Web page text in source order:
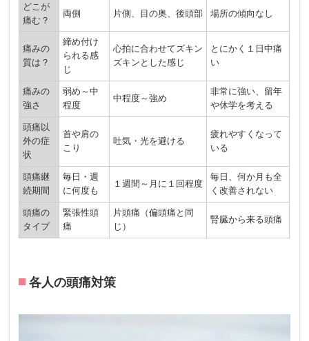
どこが
痛む？
両側 片側、目の奥、後頭部 場所の傾向なし
痛みの
質は？
締め付け
られる感
じ
心拍に合わせてズキン
ズキンとした感じ
とにかく１日中痛
い
痛みの
強さ
弱め～中
程度
中程度～強め
非常に強い、留年
や休学を考える
頭痛以
外の症
状
首や肩の
こり
吐気・光を避ける
疲れやすくなって
いる
頭痛継
続期間
毎日・週
に何度も
１週間～月に１回程度
毎日、何か月も全
く改善されない
頭痛の
タイプ
緊張性頭
痛
片頭痛（偏頭痛と同
じ）
腎臓から来る頭痛
各人の頭痛対策